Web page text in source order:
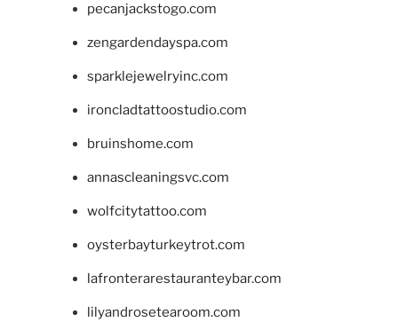
pecanjackstogo.com
zengardendayspa.com
sparklejewelryinc.com
ironcladtattoostudio.com
bruinshome.com
annascleaningsvc.com
wolfcitytattoo.com
oysterbayturkeytrot.com
lafronterarestauranteybar.com
lilyandrosetearoom.com